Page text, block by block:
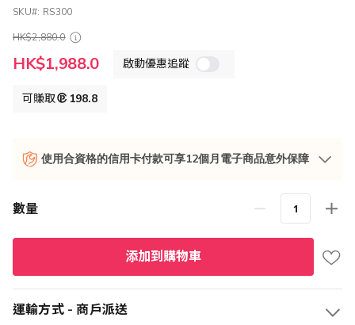
SKU
RS300
HK$2,880.0
特
殊
HK$1,988.0 啟動優惠追蹤
可賺取 198.8
使用合資格的信用卡付款可享12個月電子商品意外保障
數量
添加到購物車
運輸方式 - 商戶派送